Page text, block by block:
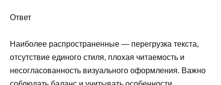
Ответ
Наиболее распространенные — перегрузка текста,
отсутствие единого стиля, плохая читаемость и
несогласованность визуального оформления. Важно